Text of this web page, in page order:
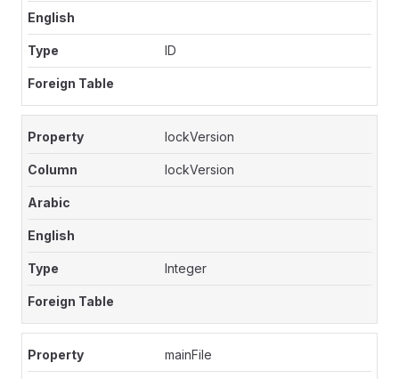
ID
lockVersion
lockVersion
Integer
mainFile